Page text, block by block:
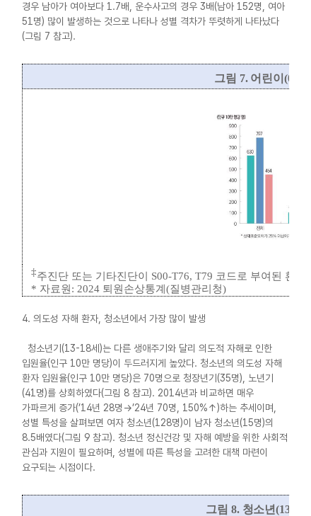
경우 남아가 여아보다 1.7배, 운수사고의 경우 3배(남아 152명, 여아
51명) 많이 발생하는 것으로 나타나 성별 격차가 뚜렷하게 나타났다
(그림 7 참고).
그림 7. 어린이(0-12
‡주진단 또는 기타진단이 S00-T76, T79 코드로 부여된 환자
* 자료원 : 2024 퇴원손상통계 (질병관리청)
4. 의도성 자해 환자, 청소년에서 가장 많이 발생
청소년기(13-18세)는 다른 생애주기와 달리 의도적 자해로 인한
입원율(인구 10만 명당)이 두드러지게 높았다. 청소년의 의도성 자해
환자 입원율(인구 10만 명당)은 70명으로 청장년기(35명), 노년기
(41명)를 상회하였다(그림 8 참고). 2014년과 비교하면 매우
가파르게 증가(’14년 28명→’24년 70명, 150%↑)하는 추세이며,
성별 특성을 살펴보면 여자 청소년(128명)이 남자 청소년(15명)의
8.5배였다(그림 9 참고). 청소년 정신건강 및 자해 예방을 위한 사회적
관심과 지원이 필요하며, 성별에 따른 특성을 고려한 대책 마련이
요구되는 시점이다.
그림 8. 청소년(13-18